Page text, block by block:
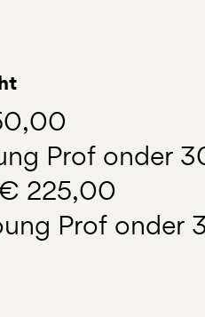
Prof onder
225,00
Prof onder